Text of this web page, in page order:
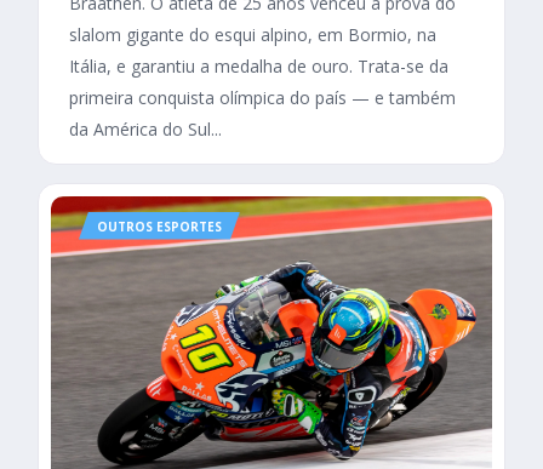
slalom gigante do esqui alpino, em Bormio, na
Itália, e garantiu a medalha de ouro. Trata-se da
primeira conquista olímpica do país — e também
da América do Sul...
OUTROS ESPORTES